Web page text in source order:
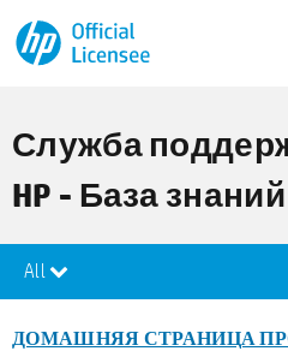
Служба
HP - База знаний
All
ДОМАШНЯЯ СТРАНИЦА